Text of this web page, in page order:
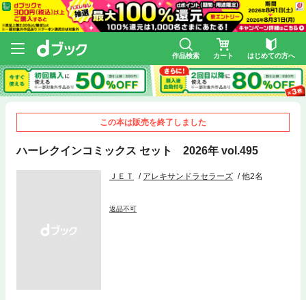
作品検索 カート はじめての方へ
この本は販売を終了しました
ハーレクインコミックス セット 2026年 vol.495
ＪＥＴ アレキサンドラセラーズ 他2名
返品不可